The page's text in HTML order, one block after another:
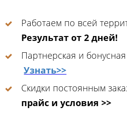
Работаем по всей
Результат от 2 дней!
Партнерская и
Узнать>>
Скидки постоянным
прайс и условия >>